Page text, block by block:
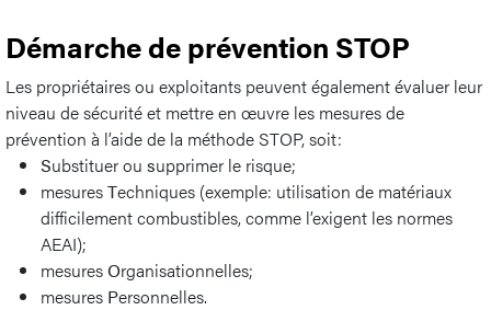
Démarche de prévention STOP
Les propriétaires ou exploitants peuvent également évaluer leur
niveau de sécurité et mettre en œuvre les mesures de
prévention à l’aide de la méthode STOP, soit:
Substituer ou supprimer le risque;
mesuresTechniques (exemple: utilisation de matériaux
difficilement combustibles, comme l’exigent les normes
AEAI);
mesuresOrganisationnelles;
mesures Personnelles.